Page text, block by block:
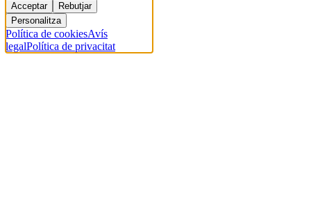
Acceptar
Rebutjar
Personalitza
Política de cookiesAvís
legalPolítica de privacitat